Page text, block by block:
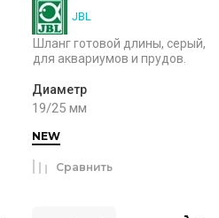
JBL
Шланг готовой длины, серый,
для аквариумов и прудов.
Диаметр
19/25 мм
NEW
Сравнить